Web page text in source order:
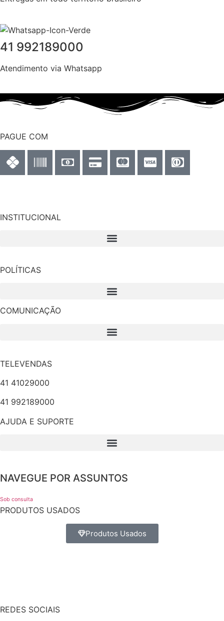
41 992189000
Atendimento via Whatsapp
PAGUE COM
INSTITUCIONAL
POLÍTICAS
COMUNICAÇÃO
TELEVENDAS
41 41029000
41 992189000
AJUDA E SUPORTE
NAVEGUE POR ASSUNTOS
Sob consulta
PRODUTOS USADOS
Produtos Usados
REDES SOCIAIS